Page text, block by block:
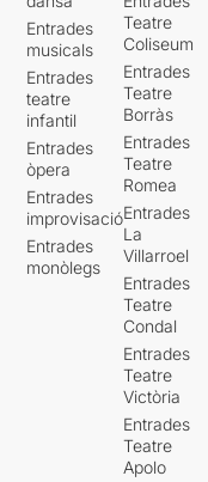
Entrades
musicals
Entrades
teatre
infantil
Entrades
òpera
Entrades
improvisació
Entrades
monòlegs
Teatre
Coliseum
Entrades
Teatre
Borràs
Entrades
Teatre
Romea
Entrades
La
Villarroel
Entrades
Teatre
Condal
Entrades
Teatre
Victòria
Entrades
Teatre
Apolo